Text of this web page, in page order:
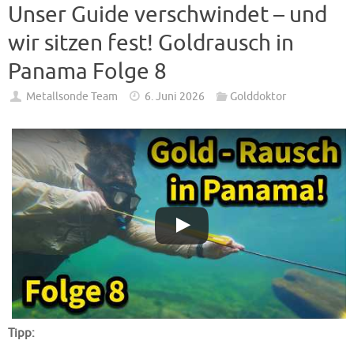
Unser Guide verschwindet – und
wir sitzen fest! Goldrausch in
Panama Folge 8
Metallsonde Team 6. Juni 2026 Golddoktor
Tipp: